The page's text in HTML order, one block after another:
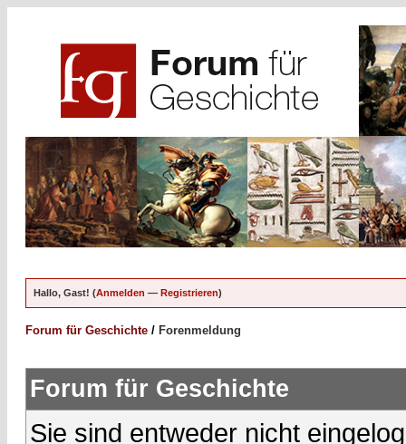
Hallo, Gast! (Anmelden — Registrieren)
Forum für Geschichte / Forenmeldung
Forum für Geschichte
Sie sind entweder nicht